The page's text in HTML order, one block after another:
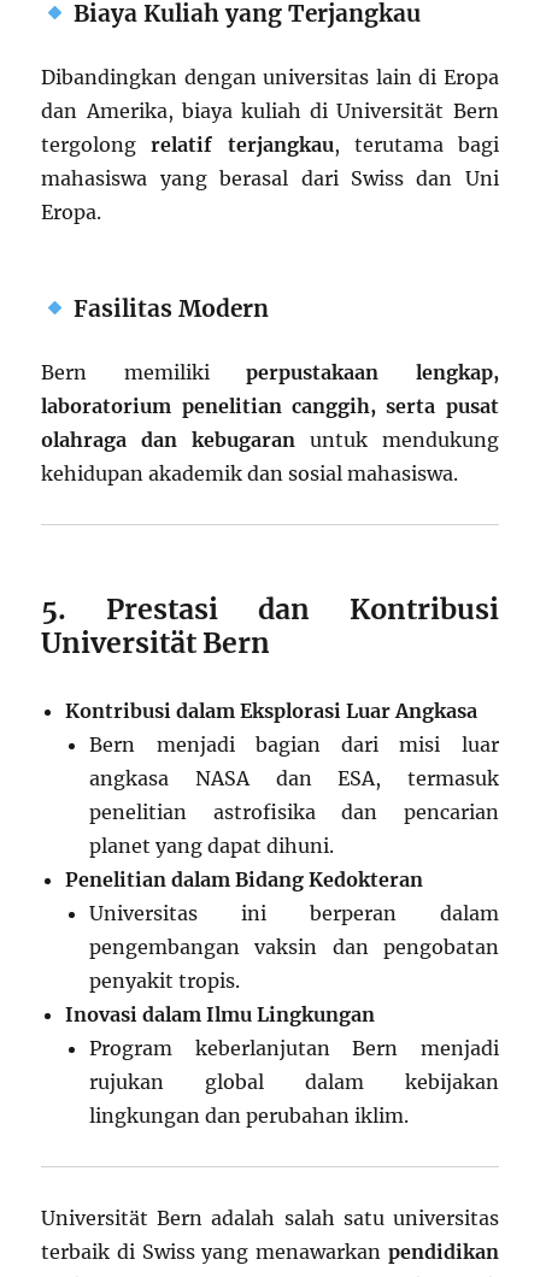
Biaya Kuliah yang Terjangkau
Dibandingkan dengan universitas lain di Eropa
dan Amerika, biaya kuliah di Universität Bern
tergolongrelatif terjangkau, terutama bagi
mahasiswa yang berasal dari Swiss dan Uni
Eropa.
Fasilitas Modern
Bern memilikiperpustakaan lengkap,
laboratorium penelitian canggih, serta pusat
olahraga dan kebugaran untuk mendukung
kehidupan akademik dan sosial mahasiswa.
5. Prestasi dan Kontribusi
Universität Bern
Kontribusi dalam Eksplorasi Luar Angkasa
Bern menjadi bagian dari misi luar
angkasa NASA dan ESA, termasuk
penelitian astrofisika dan pencarian
planet yang dapat dihuni.
Penelitian dalam Bidang Kedokteran
Universitas ini berperan dalam
pengembangan vaksin dan pengobatan
penyakit tropis.
Inovasi dalam Ilmu Lingkungan
Program keberlanjutan Bern menjadi
rujukan global dalam kebijakan
lingkungan dan perubahan iklim.
Universität Bern adalah salah satu universitas
terbaik di Swiss yang menawarkan pendidikan